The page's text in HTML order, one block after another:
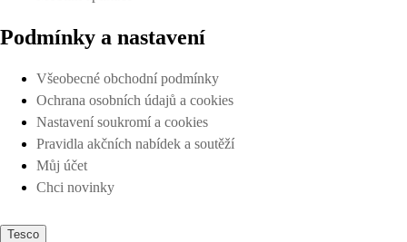
Podmínky a nastavení
Všeobecné obchodní podmínky
Ochrana osobních údajů a cookies
Nastavení soukromí a cookies
Pravidla akčních nabídek a soutěží
Můj účet
Chci novinky
Tesco